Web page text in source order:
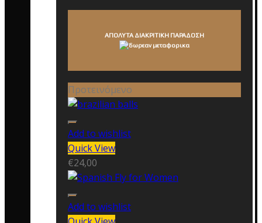
ΑΠΟΛΥΤΑ ΔΙΑΚΡΙΤΙΚΗ ΠΑΡΑΔΟΣΗ
Προτεινόμενο
Add to wishlist
Quick View
€24,00
Add to wishlist